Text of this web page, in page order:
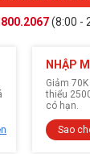
(8:00 -
NHẬP
Giảm
thiểu
có hạn.
Sao